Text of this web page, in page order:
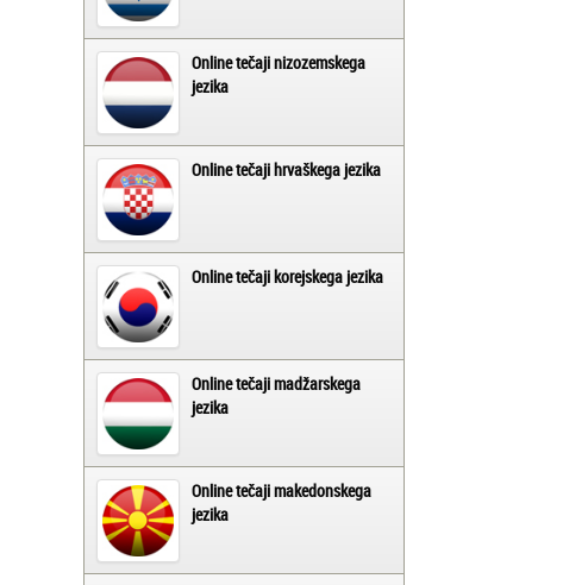
Online tečaji nizozemskega
jezika
Online tečaji hrvaškega jezika
Online tečaji korejskega jezika
Online tečaji madžarskega
jezika
Online tečaji makedonskega
jezika